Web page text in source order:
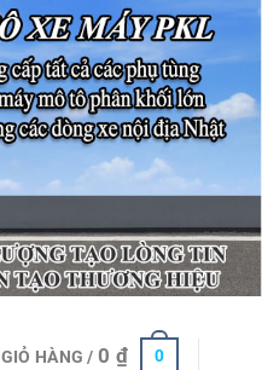
GIỎ HÀNG / 0 ₫ 0